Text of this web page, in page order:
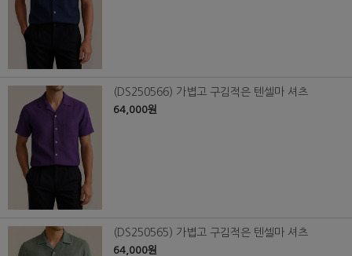
(DS250566) 가볍고 구김적은 텐셀마 셔츠
64,000원
(DS250565) 가볍고 구김적은 텐셀마 셔츠
64,000원